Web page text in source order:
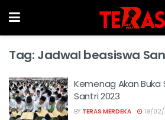
Tag: Jadwal beasiswa
Kemenag Akan Buka
Santri 2023
BY TERAS MERDEKA 19/